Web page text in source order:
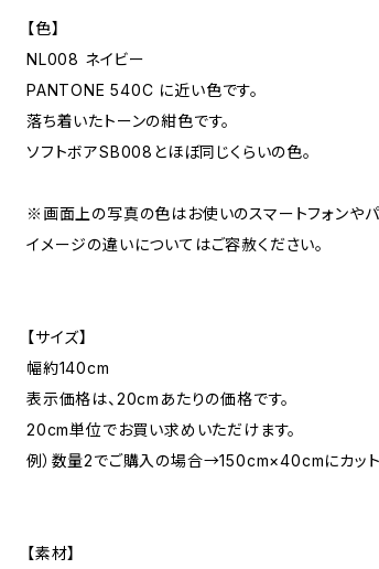
【色】
NL008 ネイビー
PANTONE 540C に近い色です。
落ち着いたトーンの紺色です。
ソフトボアSB008とほぼ同じくらいの色。
※画面上の写真の色はお使いのスマートフォンや
イメージの違いについてはご容赦ください。
【サイズ】
幅約140cm
表示価格は、20cmあたりの価格です。
20cm単位でお買い求めいただけます。
例）数量2でご購入の場合→150cm×40cmにカット
【素材】